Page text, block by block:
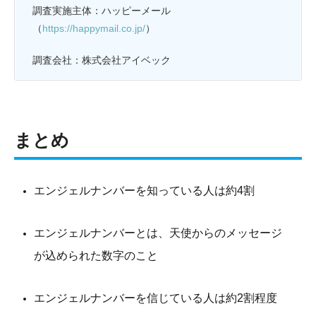
調査実施主体：ハッピーメール
（https://happymail.co.jp/）
調査会社：株式会社アイベック
まとめ
エンジェルナンバーを知っている人は約4割
エンジェルナンバーとは、天使からのメッセージ
が込められた数字のこと
エンジェルナンバーを信じている人は約2割程度